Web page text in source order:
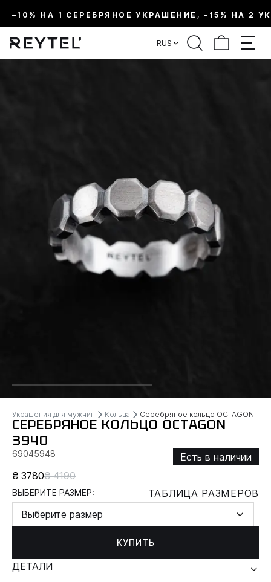
–10% НА 1 СЕРЕБРЯНОЕ УКРАШЕНИЕ, –15% НА 2
RUS
Украшения для мужчин Кольца Серебряное кольцо OCTAGON
СЕРЕБРЯНОЕ КОЛЬЦО OCTAGON
3940
69045948
Есть в наличии
₴ 3780₴ 4190
ВЫБЕРИТЕ РАЗМЕР:
ТАБЛИЦА РАЗМЕРОВ
Выберите размер
КУПИТЬ
ДЕТАЛИ